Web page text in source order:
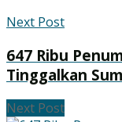
Next Post
647 Ribu
Tinggalkan
Next Post